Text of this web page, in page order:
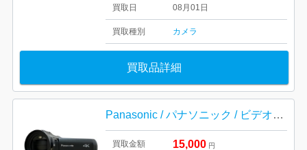
買取日 08月01日
買取種別 カメラ
買取品詳細
Panasonic / パナソニック / ビデオカメラ / デジタルカメラ / カメラ / HC-VX985M
買取金額 15,000 円